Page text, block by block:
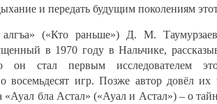
и передать будущим поколениям
(«Кто раньше») Д. М.
в 1970 году в Нальчике,
он стал первым исследователем
восемьдесят игр. Позже автор довёл
«Ауал бла Астал» («Ауал и Астал») – о